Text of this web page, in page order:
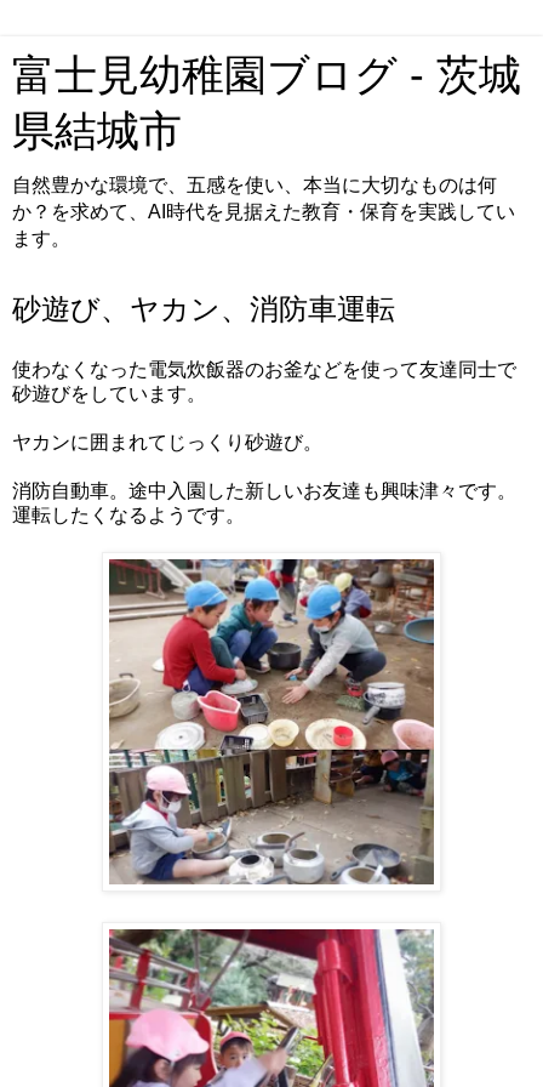
富士見幼稚園ブログ - 茨城
県結城市
自然豊かな環境で、五感を使い、本当に大切なものは何
か？を求めて、AI時代を見据えた教育・保育を実践してい
ます。
砂遊び、ヤカン、消防車運転
使わなくなった電気炊飯器のお釜などを使って友達同士で
砂遊びをしています。
ヤカンに囲まれてじっくり砂遊び。
消防自動車。途中入園した新しいお友達も興味津々です。
運転したくなるようです。